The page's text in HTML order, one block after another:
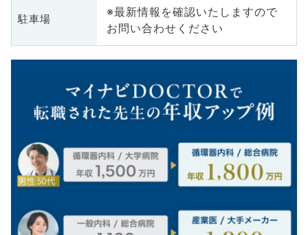
駐車場
※最新情報を確認いたしますので
お問い合わせください